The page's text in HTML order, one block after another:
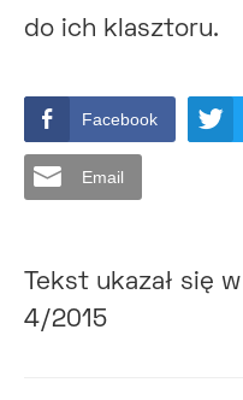
do ich klasztoru.
Facebook
Email
Tekst ukazał się
4/2015